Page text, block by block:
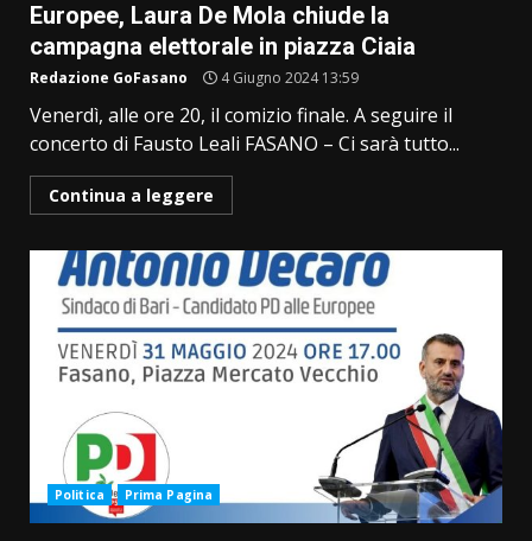
Europee, Laura De Mola chiude la
campagna elettorale in piazza Ciaia
Redazione GoFasano 4 Giugno 2024 13:59
Venerdì, alle ore 20, il comizio finale. A seguire il
concerto di Fausto Leali FASANO – Ci sarà tutto...
Continua a leggere
Politica Prima Pagina